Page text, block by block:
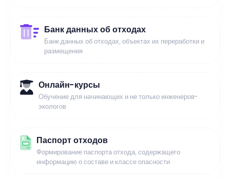
Банк данных об отходах
Банк данных об отходах, объектах их переработки и
размещения
Онлайн-курсы
Обучение для начинающих и не только инженеров-
экологов
Паспорт отходов
Формирование паспорта отхода, содержащего
информацию о составе и классе опасности